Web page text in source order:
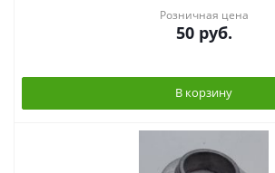
Розничная цена
50руб.
В корзину